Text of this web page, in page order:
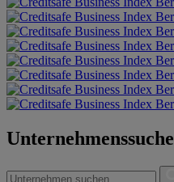
Unternehmenssuche